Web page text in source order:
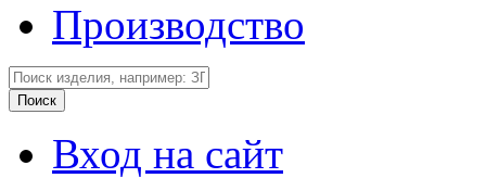
Производство
Вход на сайт